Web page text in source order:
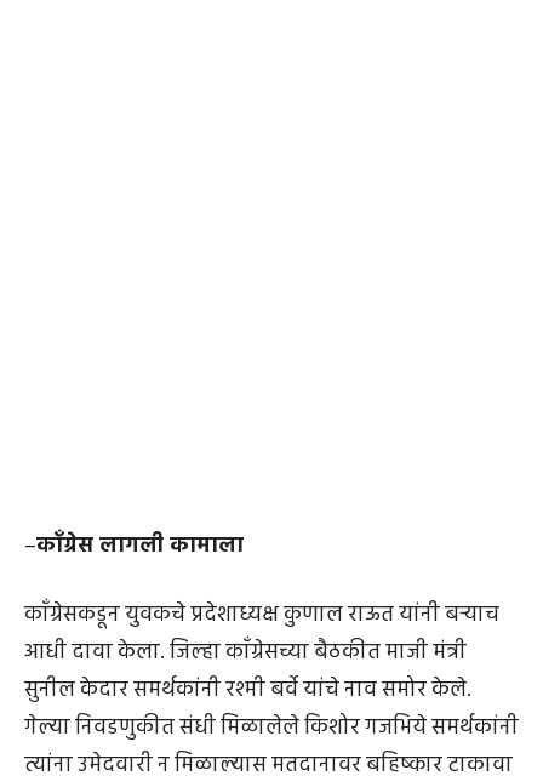
–काँग्रेस लागली कामाला
काँग्रेसकडून युवकचे प्रदेशाध्यक्ष कुणाल राऊत यांनी बऱ्याच
आधी दावा केला. जिल्हा काँग्रेसच्या बैठकीत माजी मंत्री
सुनील केदार समर्थकांनी रश्मी बर्वे यांचे नाव समोर केले.
गेल्या निवडणुकीत संधी मिळालेले किशोर गजभिये समर्थकांनी
त्यांना उमेदवारी न मिळाल्यास मतदानावर बहिष्कार टाकावा